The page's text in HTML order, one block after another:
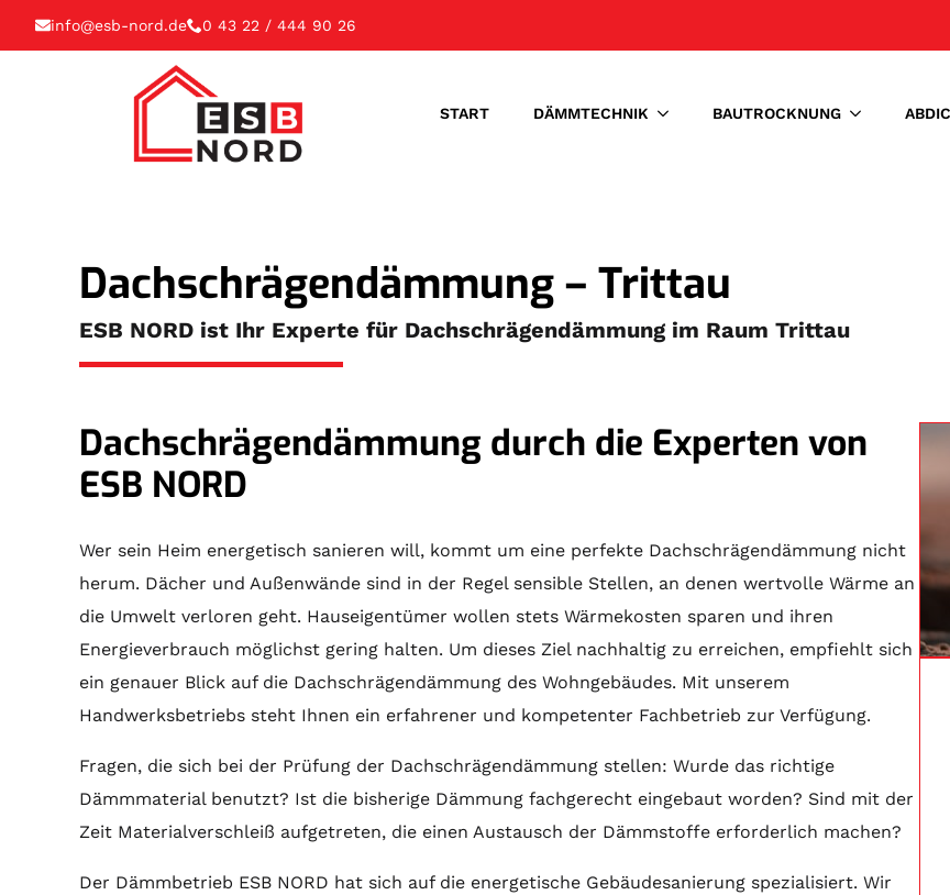
info@esb-nord.de 0 43 22 / 444 90 26
START DÄMMTECHNIK BAUTROCKNUNG
Dachschrägendämmung – Trittau
ESB NORD ist Ihr Experte für Dachschrägendämmung im Raum Trittau
Dachschrägendämmung durch die Experten von
ESB NORD
Wer sein Heim energetisch sanieren will, kommt um eine perfekte Dachschrägendämmung nicht
herum. Dächer und Außenwände sind in der Regel sensible Stellen, an denen wertvolle Wärme an
die Umwelt verloren geht. Hauseigentümer wollen stets Wärmekosten sparen und ihren
Energieverbrauch möglichst gering halten. Um dieses Ziel nachhaltig zu erreichen, empfiehlt sich
ein genauer Blick auf die Dachschrägendämmung des Wohngebäudes. Mit unserem
Handwerksbetriebs steht Ihnen ein erfahrener und kompetenter Fachbetrieb zur Verfügung.
Fragen, die sich bei der Prüfung der Dachschrägendämmung stellen: Wurde das richtige
Dämmmaterial benutzt? Ist die bisherige Dämmung fachgerecht eingebaut worden? Sind mit der
Zeit Materialverschleiß aufgetreten, die einen Austausch der Dämmstoffe erforderlich machen?
Der Dämmbetrieb ESB NORD hat sich auf die energetische Gebäudesanierung spezialisiert. Wir